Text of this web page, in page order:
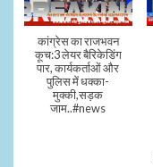
कांग्रेस का राजभवन
कूच:3 लेयर बैरिकेडिंग
पार, कार्यकर्ताओं और
पुलिस में धक्का-
मुक्की,सड़क
जाम..#news